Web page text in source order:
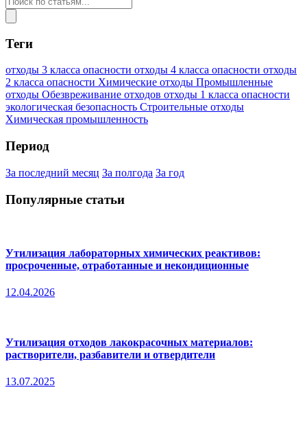
Теги
отходы 3 класса опасности отходы 4 класса опасности отходы
2 класса опасности Химические отходы Промышленные
отходы Обезвреживание отходов отходы 1 класса опасности
экологическая безопасность Строительные отходы
Химическая промышленность
Период
За последний месяц За полгода За год
Популярные статьи
Утилизация лабораторных химических реактивов:
просроченные, отработанные и некондиционные
12.04.2026
Утилизация отходов лакокрасочных материалов:
растворители, разбавители и отвердители
13.07.2025